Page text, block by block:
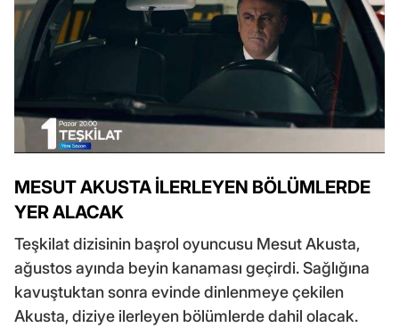
MESUT AKUSTA İLERLEYEN BÖLÜMLERDE
YER ALACAK
Teşkilat dizisinin başrol oyuncusu Mesut Akusta,
ağustos ayında beyin kanaması geçirdi. Sağlığına
kavuştuktan sonra evinde dinlenmeye çekilen
Akusta, diziye ilerleyen bölümlerde dahil olacak.